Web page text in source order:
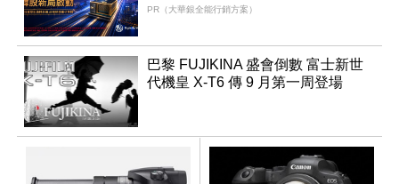
PR（大華銀全能行銷方案）
巴黎 FUJIKINA 盛會倒數 富士新世
代機皇 X-T6 傳 9 月第一周登場